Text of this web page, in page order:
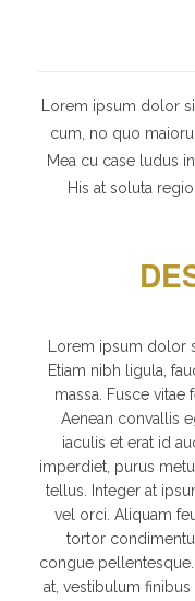
Lorem ipsum dolor
cum, no quo
Mea cu case ludus
His at soluta
Lorem ipsum dolor
Etiam nibh ligula,
massa. Fusce vitae
Aenean convallis
iaculis et erat id
imperdiet, purus
tellus. Integer at
vel orci. Aliquam
tortor
congue
at, vestibulum